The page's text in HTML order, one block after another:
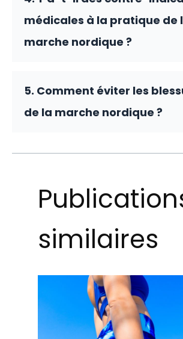
médicales à la pratique de
marche nordique ?
5. Comment éviter les
de la marche nordique ?
similaires